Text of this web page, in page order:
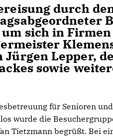
durch
sich in
Lepper,
sowie
für Senioren
wurde die
Tietzmann begrüßt. Bei